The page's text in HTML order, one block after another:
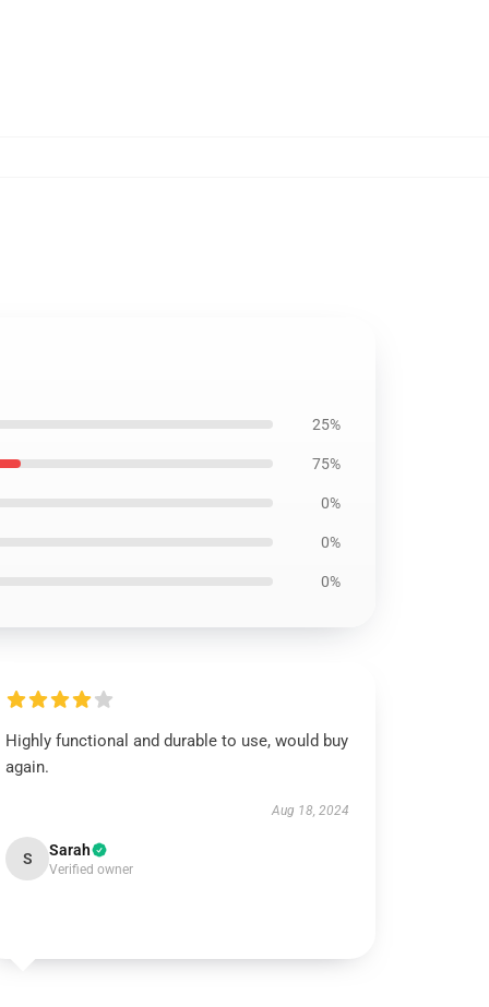
25%
75%
0%
0%
0%
Highly functional and durable to use, would buy
again.
Aug 18, 2024
S Sarah
Verified owner